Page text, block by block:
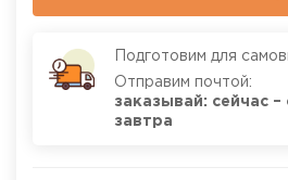
Подготовим для
Отправим почтой:
заказывай: сейчас –
завтра